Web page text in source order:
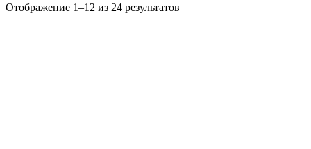
Отображение 1–12 из 24 результатов